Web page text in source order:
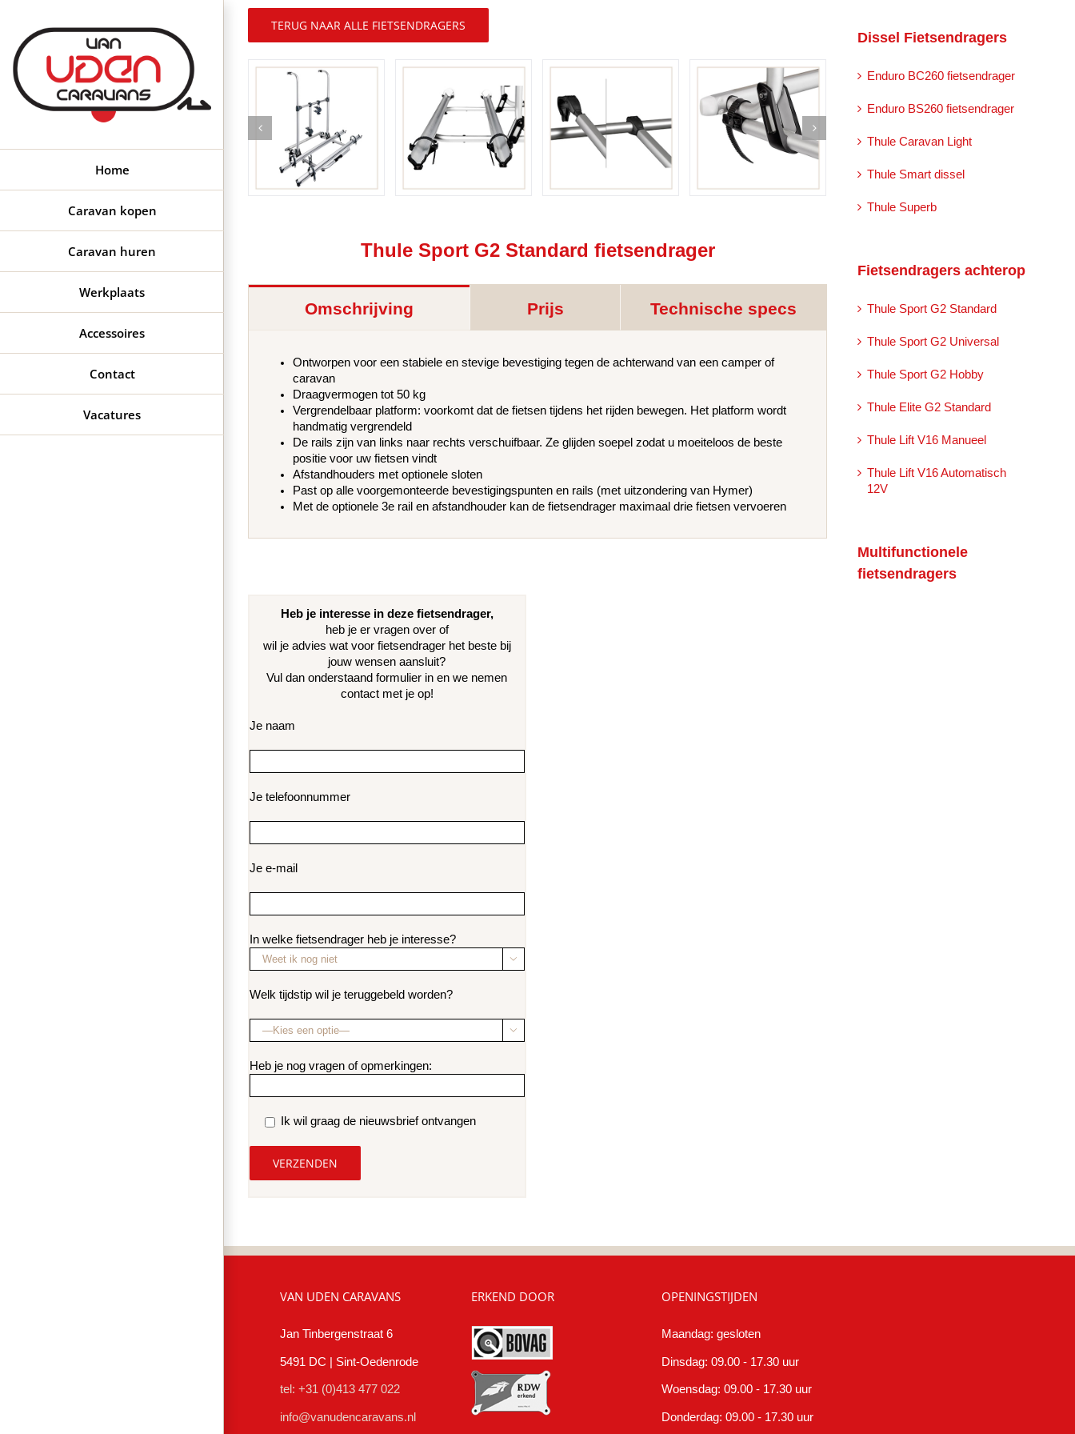
inhoud
Home
Caravan kopen
Caravan huren
Werkplaats
Accessoires
Contact
Vacatures
TERUG NAAR ALLE FIETSENDRAGERS
Thule Sport G2 Standard fietsendrager
Omschrijving Prijs Technische specs
Ontworpen voor een stabiele en stevige bevestiging tegen de achterwand van een camper of
caravan
Draagvermogen tot 50 kg
Vergrendelbaar platform: voorkomt dat de fietsen tijdens het rijden bewegen. Het platform wordt
handmatig vergrendeld
De rails zijn van links naar rechts verschuifbaar. Ze glijden soepel zodat u moeiteloos de beste
positie voor uw fietsen vindt
Afstandhouders met optionele sloten
Past op alle voorgemonteerde bevestigingspunten en rails (met uitzondering van Hymer)
Met de optionele 3e rail en afstandhouder kan de fietsendrager maximaal drie fietsen vervoeren
Heb je interesse in deze fietsendrager,
heb je er vragen over of
wil je advies wat voor fietsendrager het beste bij
jouw wensen aansluit?
Vul dan onderstaand formulier in en we nemen
contact met je op!
Je naam
Je telefoonnummer
Je e-mail
In welke fietsendrager heb je interesse?

Welk tijdstip wil je teruggebeld worden?

Heb je nog vragen of opmerkingen:
Ik wil graag de nieuwsbrief ontvangen
Dissel Fietsendragers
Enduro BC260 fietsendrager
Enduro BS260 fietsendrager
Thule Caravan Light
Thule Smart dissel
Thule Superb
Fietsendragers achterop
Thule Sport G2 Standard
Thule Sport G2 Universal
Thule Sport G2 Hobby
Thule Elite G2 Standard
Thule Lift V16 Manueel
Thule Lift V16 Automatisch
12V
Multifunctionele
fietsendragers
VAN UDEN CARAVANS
Jan Tinbergenstraat 6
5491 DC | Sint-Oedenrode
tel: +31 (0)413 477 022
info@vanudencaravans.nl
ERKEND DOOR OPENINGSTIJDEN
Maandag: gesloten
Dinsdag: 09.00 - 17.30 uur
Woensdag: 09.00 - 17.30 uur
Donderdag: 09.00 - 17.30 uur